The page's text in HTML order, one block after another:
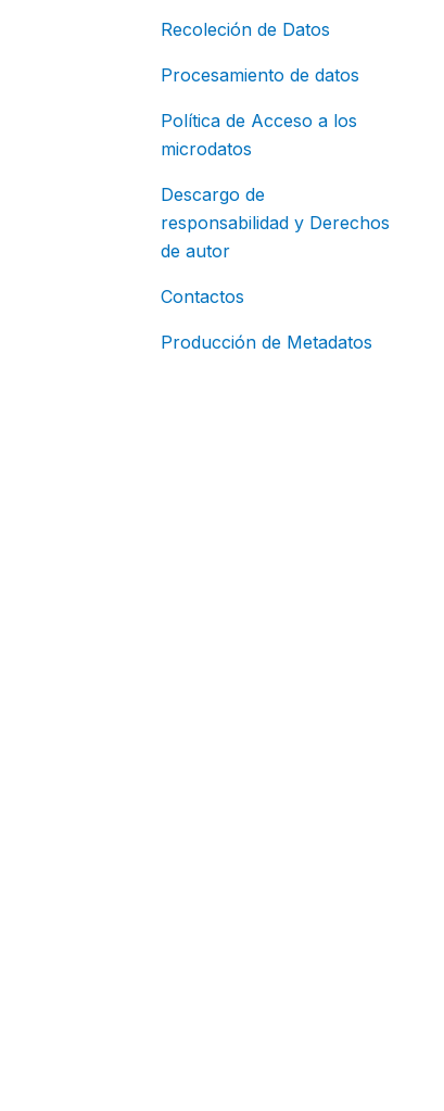
Recoleción de Datos
Procesamiento de datos
Política de Acceso a los
microdatos
Descargo de
responsabilidad y Derechos
de autor
Contactos
Producción de Metadatos